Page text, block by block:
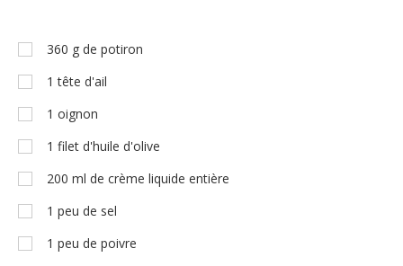
360 g de potiron
1 tête d'ail
1 oignon
1 filet d'huile d'olive
200 ml de crème liquide entière
1 peu de sel
1 peu de poivre